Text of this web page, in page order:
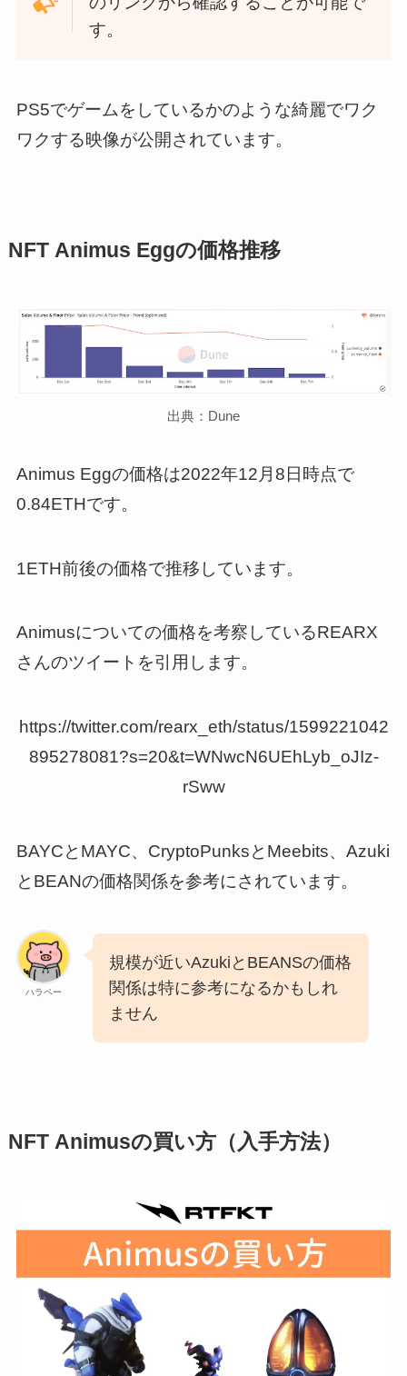
す。
PS5でゲームをしているかのような綺麗でワク
ワクする映像が公開されています。
NFT Animus Eggの価格推移
出典：Dune
Animus Eggの価格は2022年12月8日時点で
0.84ETHです。
1ETH前後の価格で推移しています。
Animusについての価格を考察しているREARX
さんのツイートを引用します。
https://twitter.com/rearx_eth/status/1599221042
895278081?s=20&t=WNwcN6UEhLyb_oJIz-
rSww
BAYCとMAYC、CryptoPunksとMeebits、Azuki
とBEANの価格関係を参考にされています。
ハラペー
規模が近いAzukiとBEANSの価格
関係は特に参考になるかもしれ
ません
NFT Animusの買い方（入手方法）